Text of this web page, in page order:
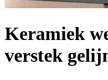
Keramiek
verstek